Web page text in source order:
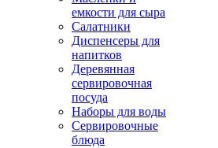
емкости для сыра
Салатники
Диспенсеры для
напитков
Деревянная
сервировочная
посуда
Наборы для воды
Сервировочные
блюда